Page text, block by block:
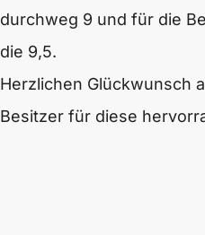
durchweg 9 und für die
die 9,5.
Herzlichen Glückwunsch
Besitzer für diese